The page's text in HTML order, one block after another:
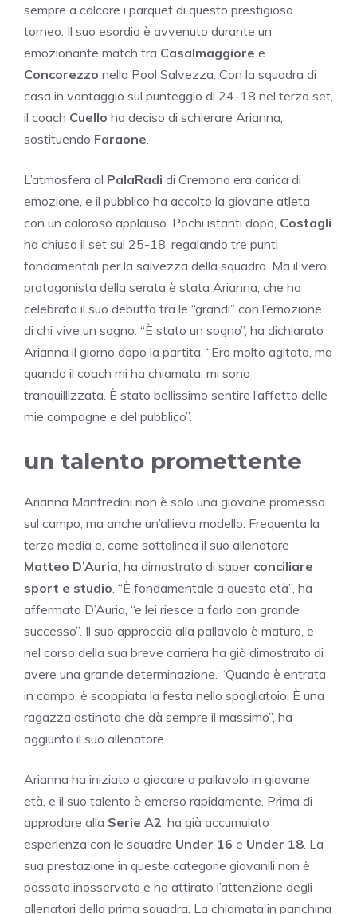
sempre a calcare i parquet di questo prestigioso
torneo. Il suo esordio è avvenuto durante un
emozionante match tra Casalmaggiore e
Concorezzo nella Pool Salvezza. Con la squadra di
casa in vantaggio sul punteggio di 24-18 nel terzo set,
il coach Cuello ha deciso di schierare Arianna,
sostituendo Faraone
L’atmosfera al PalaRadi di Cremona era carica di
emozione, e il pubblico ha accolto la giovane atleta
con un caloroso applauso. Pochi istanti dopo, Costagli
ha chiuso il set sul 25-18, regalando tre punti
fondamentali per la salvezza della squadra. Ma il vero
protagonista della serata è stata Arianna, che ha
celebrato il suo debutto tra le “grandi” con l’emozione
di chi vive un sogno. “È stato un sogno”, ha dichiarato
Arianna il giorno dopo la partita. “Ero molto agitata, ma
quando il coach mi ha chiamata, mi sono
tranquillizzata. È stato bellissimo sentire l’affetto delle
mie compagne e del pubblico”.
un talento promettente
Arianna Manfredini non è solo una giovane promessa
sul campo, ma anche un’allieva modello. Frequenta la
terza media e, come sottolinea il suo allenatore
Matteo D’Auria , ha dimostrato di saper conciliare
sport e studio . “È fondamentale a questa età”, ha
affermato D’Auria, “e lei riesce a farlo con grande
successo”. Il suo approccio alla pallavolo è maturo, e
nel corso della sua breve carriera ha già dimostrato di
avere una grande determinazione. “Quando è entrata
in campo, è scoppiata la festa nello spogliatoio. È una
ragazza ostinata che dà sempre il massimo”, ha
aggiunto il suo allenatore.
Arianna ha iniziato a giocare a pallavolo in giovane
età, e il suo talento è emerso rapidamente. Prima di
approdare alla Serie A2 , ha già accumulato
esperienza con le squadre Under 16 e Under 18 . La
sua prestazione in queste categorie giovanili non è
passata inosservata e ha attirato l’attenzione degli
allenatori della prima squadra. La chiamata in panchina